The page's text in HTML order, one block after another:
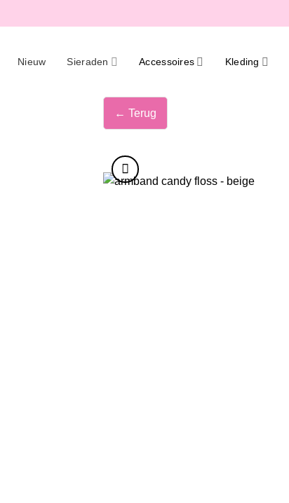
naar
Nieuw Sieraden Accessoires Kleding
← Terug